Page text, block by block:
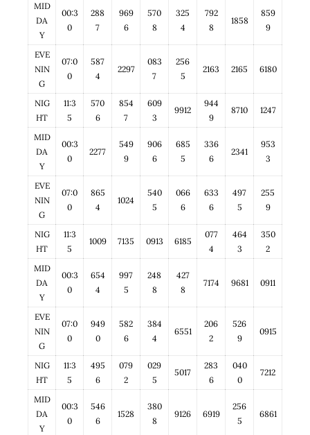
MID
DA
Y
00:3
0
288
7
969
6
570
8
325
4
792
8
1858
859
9
EVE
NIN
G
07:0
0
587
4
2297
083
7
256
5
2163 2165 6180
NIG
HT
11:3
5
570
6
854
7
609
3
9912
944
9
8710 1247
MID
DA
Y
00:3
0
2277
549
9
906
6
685
5
336
6
2341
953
3
EVE
NIN
G
07:0
0
865
4
1024
540
5
066
6
633
6
497
5
255
9
NIG
HT
11:3
5
1009 7135 0913 6185
077
4
464
3
350
2
MID
DA
Y
00:3
0
654
4
997
5
248
8
427
8
7174 9681 0911
EVE
NIN
G
07:0
0
949
0
582
6
384
4
6551
206
2
526
9
0915
NIG
HT
11:3
5
495
6
079
2
029
5
5017
283
6
040
0
7212
MID
DA
Y
00:3
0
546
6
1528
380
8
9126 6919
256
5
6861